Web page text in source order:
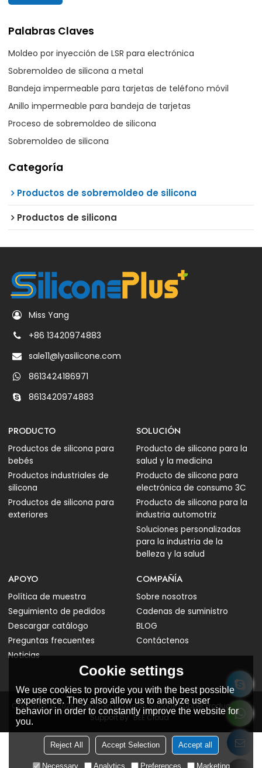
Palabras Claves
Moldeo por inyección de LSR para electrónica
Sobremoldeo de silicona a metal
Bandeja impermeable para tarjetas de teléfono móvil
Anillo impermeable para bandeja de tarjetas
Proceso de sobremoldeo de silicona
Sobremoldeo de silicona
Categoría
Productos de sobremoldeo de silicona
Productos de silicona
Miss Yang
+86 13420974883
sale11@lyasilicone.com
8613424186971
8613420974883
PRODUCTO
Productos de silicona para
bebés
Productos industriales de
silicona
Productos de silicona para
exteriores
SOLUCIÓN
Producto de silicona para la
salud y la medicina
Producto de silicona para
electrónica de consumo 3C
Producto de silicona para la
industria automotriz
Soluciones personalizadas
para la industria de la
belleza y la salud
APOYO
Política de muestra
Seguimiento de pedidos
Descargar catálogo
Preguntas frecuentes
Noticias
COMPAÑÍA
Sobre nosotros
Cadenas de suministro
BLOG
Contáctenos
Copyright © 2026Shenzhen Liyongan Silicone Rubber Products Co.
Support By BEE Cloud
Cookie settings
We use cookies to provide you with the best possible
experience. They also allow us to analyze user
behavior in order to constantly improve the website for
you.
Reject All Accept Selection Accept all
Necessary Analytics Preferences Marketing